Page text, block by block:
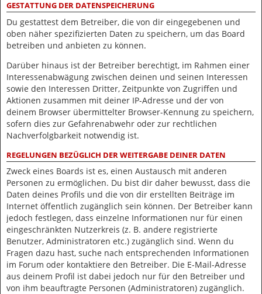
GESTATTUNG DER DATENSPEICHERUNG
Du gestattest dem Betreiber, die von dir eingegebenen und
oben näher spezifizierten Daten zu speichern, um das Board
betreiben und anbieten zu können.
Darüber hinaus ist der Betreiber berechtigt, im Rahmen einer
Interessenabwägung zwischen deinen und seinen Interessen
sowie den Interessen Dritter, Zeitpunkte von Zugriffen und
Aktionen zusammen mit deiner IP-Adresse und der von
deinem Browser übermittelter Browser-Kennung zu speichern,
sofern dies zur Gefahrenabwehr oder zur rechtlichen
Nachverfolgbarkeit notwendig ist.
REGELUNGEN BEZÜGLICH DER WEITERGABE DEINER DATEN
Zweck eines Boards ist es, einen Austausch mit anderen
Personen zu ermöglichen. Du bist dir daher bewusst, dass die
Daten deines Profils und die von dir erstellten Beiträge im
Internet öffentlich zugänglich sein können. Der Betreiber kann
jedoch festlegen, dass einzelne Informationen nur für einen
eingeschränkten Nutzerkreis (z. B. andere registrierte
Benutzer, Administratoren etc.) zugänglich sind. Wenn du
Fragen dazu hast, suche nach entsprechenden Informationen
im Forum oder kontaktiere den Betreiber. Die E-Mail-Adresse
aus deinem Profil ist dabei jedoch nur für den Betreiber und
von ihm beauftragte Personen (Administratoren) zugänglich.